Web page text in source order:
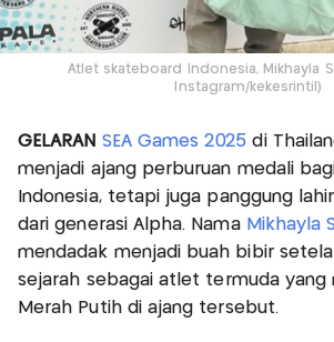
Atlet skateboard Indonesia, Mikhayla
Instagram/kekesrintil)
GELARAN SEA Games 2025 di
menjadi ajang perburuan medali
Indonesia, tetapi juga panggung
dari generasi Alpha. Nama Mikhayla
mendadak menjadi buah bibir
sejarah sebagai atlet termuda yang
Merah Putih di ajang tersebut.